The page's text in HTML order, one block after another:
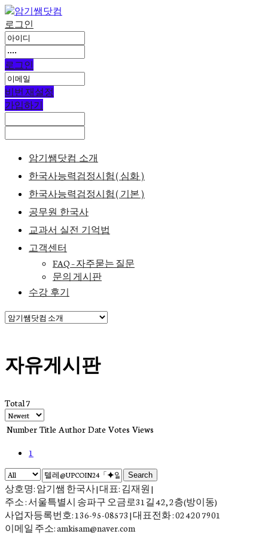
로그인
로그인
비번 재설정
가입하기
암기쌤닷컴 소개
한국사능력검정시험(심화)
한국사능력검정시험(기본)
공무원 한국사
교과서 실전 기억법
고객센터
FAQ – 자주묻는 질문
문의 게시판
수강 후기
자유게시판
Total 7
Number Title Author Date Votes Views
1
Search
상호명: 암기쌤 한국사 | 대표: 김재원 |
주소 : 서울특별시 송파구 오금로31길 42, 2층(방이동)
사업자등록번호: 136-95-08573 | 대표전화 : 02 420 7901
이메일 주소: amkisam@naver.com